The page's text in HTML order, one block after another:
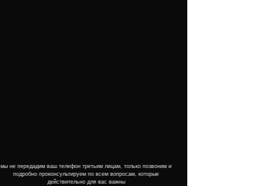
мы не передадим ваш телефон третьим лицам, только позвоним и
подробно проконсультируем по всем вопросам, которые
действительно для вас важны